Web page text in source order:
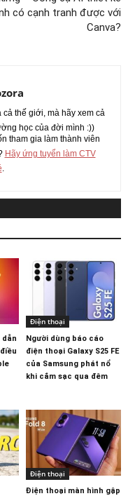
có cạnh tranh được với
Canva?
thế giới, mà hãy xem cả
học của đời mình :))
tham gia làm thành viên
Hãy ứng tuyển làm CTV
dẫn
Điện thoại
Người dùng báo cáo
điện thoại Galaxy S25 FE
của Samsung phát nổ
khi cắm sạc qua đêm
Điện thoại
Điện thoại màn hình gập